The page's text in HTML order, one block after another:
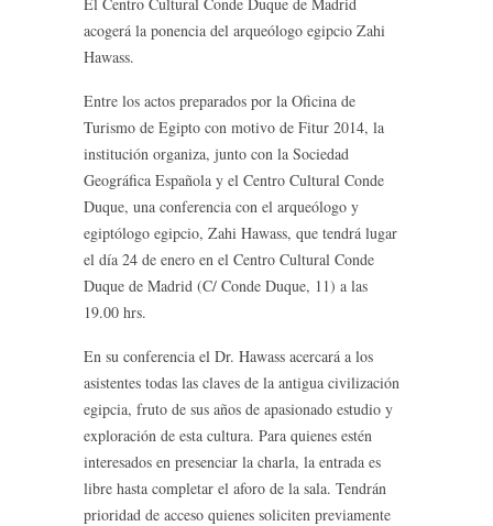
acogerá la ponencia del arqueólogo egipcio Zahi
Hawass.
Entre los actos preparados por la Oficina de
Turismo de Egipto con motivo de Fitur 2014, la
institución organiza, junto con la Sociedad
Geográfica Española y el Centro Cultural Conde
Duque, una conferencia con el arqueólogo y
egiptólogo egipcio, Zahi Hawass, que tendrá lugar
el día 24 de enero en el Centro Cultural Conde
Duque de Madrid (C/ Conde Duque, 11) a las
19.00 hrs.
En su conferencia el Dr. Hawass acercará a los
asistentes todas las claves de la antigua civilización
egipcia, fruto de sus años de apasionado estudio y
exploración de esta cultura. Para quienes estén
interesados en presenciar la charla, la entrada es
libre hasta completar el aforo de la sala. Tendrán
prioridad de acceso quienes soliciten previamente